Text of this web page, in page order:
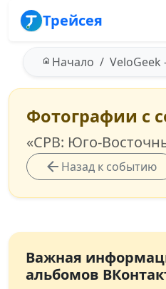
Трейсея
Начало
Фотографии с
«СРВ: Юго-
Назад к событию
Важная
альбомов